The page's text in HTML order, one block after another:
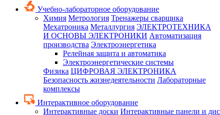
Учебно-лабораторное оборудование
Химия Метрология Тренажеры сварщика
Мехатроника Металлургия ЭЛЕКТРОТЕХНИКА
И ОСНОВЫ ЭЛЕКТРОНИКИ Автоматизация
производства Электроэнергетика
Релейная защита и автоматика
Электроэнергетические системы
Физика ЦИФРОВАЯ ЭЛЕКТРОНИКА
Безопасность жизнедеятельности Лабораторные
комплексы
Интерактивное оборудование
Интерактивные доски Интерактивные панели и